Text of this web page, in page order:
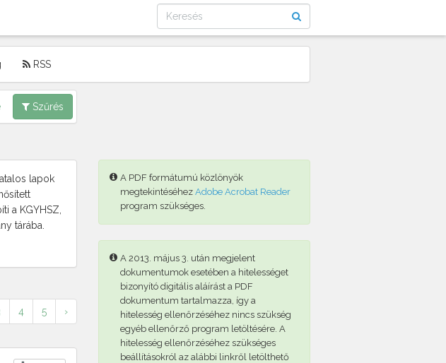
RSS
Szűrés
lapok
a KGYHSZ,
tárába.
4 5 ›
A PDF formátumú közlönyök
megtekintéséhez Adobe Acrobat Reader
program szükséges.
A 2013. május 3. után megjelent
dokumentumok esetében a hitelességet
bizonyító digitális aláírást a PDF
dokumentum tartalmazza, így a
hitelesség ellenőrzéséhez nincs szükség
egyéb ellenőrző program letöltésére. A
hitelesség ellenőrzéséhez szükséges
beállításokról az alábbi linkről letölthető